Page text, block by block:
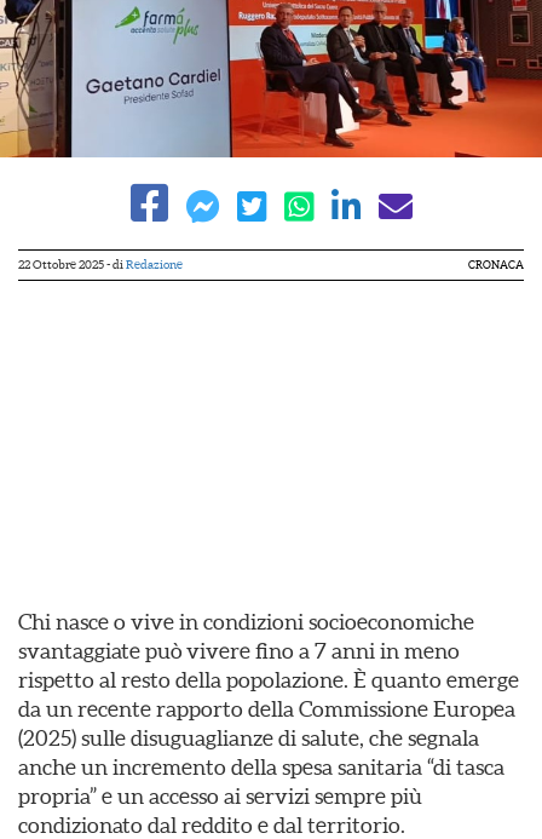
22 Ottobre 2025- di Redazione CRONACA
Chi nasce o vive in condizioni socioeconomiche
svantaggiate può vivere fino a 7 anni in meno
rispetto al resto della popolazione. È quanto emerge
da un recente rapporto della Commissione Europea
(2025) sulle disuguaglianze di salute, che segnala
anche un incremento della spesa sanitaria “di tasca
propria” e un accesso ai servizi sempre più
condizionato dal reddito e dal territorio.